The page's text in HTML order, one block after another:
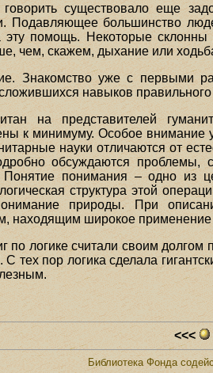
существовало еще
Подавляющее большинство
эту помощь. Некоторые
чем, скажем, дыхание или
Знакомство уже с первыми
навыков
на представителей
к минимуму. Особое внимание
науки отличаются от
обсуждаются проблемы,
понимания – одно из
структура этой
природы. При
находящим широкое применение
по логике считали своим
тех пор логика сделала
<<<
Библиотека Фонда